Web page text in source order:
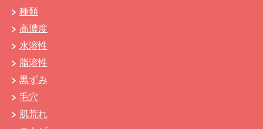
種類
高濃度
水溶性
脂溶性
黒ずみ
毛穴
肌荒れ